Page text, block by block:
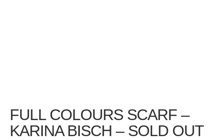
FULL COLOURS SCARF –
KARINA BISCH – SOLD OUT